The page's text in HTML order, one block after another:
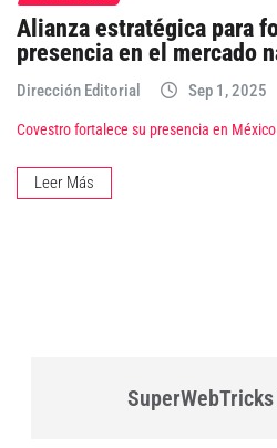
Alianza estratégica para
presencia en el mercado
Dirección Editorial Sep 1, 2025
Covestro fortalece su presencia en
Leer Más
SuperWebTricks